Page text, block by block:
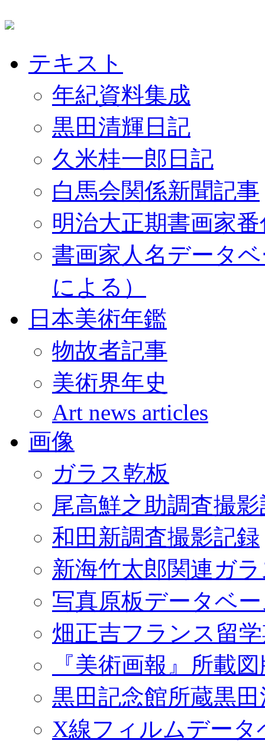
テキスト
年紀資料集成
黒田清輝日記
久米桂一郎日記
白馬会関係新聞記事
明治大正期書画家
書画家人名データ
による）
日本美術年鑑
物故者記事
美術界年史
Art news articles
画像
ガラス乾板
尾高鮮之助調査撮
和田新調査撮影記録
新海竹太郎関連ガ
写真原板データベ
畑正吉フランス留
『美術画報』所載
黒田記念館所蔵黒
X線フィルムデータ